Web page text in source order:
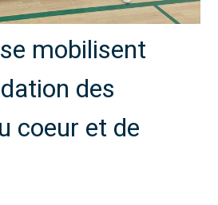
mobilisent
des
coeur et de